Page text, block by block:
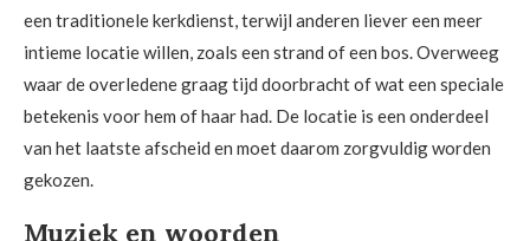
een traditionele kerkdienst, terwijl anderen liever een meer
intieme locatie willen, zoals een strand of een bos. Overweeg
waar de overledene graag tijd doorbracht of wat een speciale
betekenis voor hem of haar had. De locatie is een onderdeel
van het laatste afscheid en moet daarom zorgvuldig worden
gekozen.
Muziek en woorden